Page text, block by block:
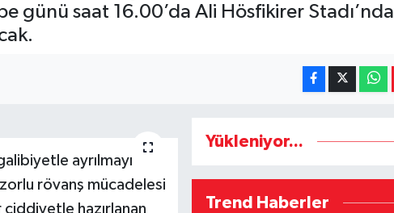
günü saat 16.00’da Ali Hösfikirer Stadı’nda
ayrılmayı
rövanş mücadelesi
hazırlanan
Yükleniyor...
Trend Haberler